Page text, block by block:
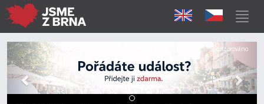
Předchozí Další
Sponzorováno